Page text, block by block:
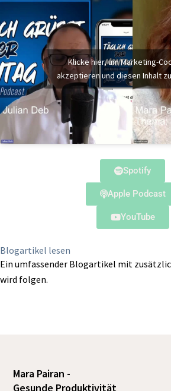
Klicke hier, um Marketing-
akzeptieren und diesen Inhalt
Spotify
Apple Podcast
YouTube
Blogartikel lesen
Ein umfassender Blogartikel mit
wird folgen.
Mara Pairan -
Gesunde Produktivität